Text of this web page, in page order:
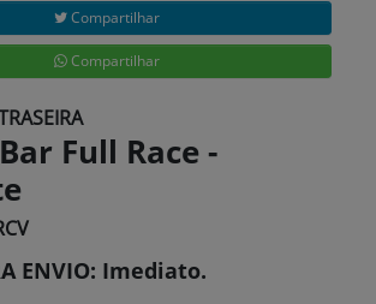
Compartilhar
Compartilhar
Full Race -
ENVIO: Imediato.